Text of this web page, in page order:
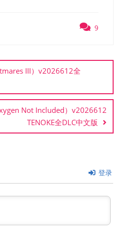
9
III）v2026612全
Not Included）v2026612
TENOKE全DLC中文版
登录